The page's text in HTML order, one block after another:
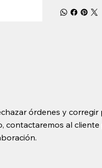
órdenes y
contactaremos al